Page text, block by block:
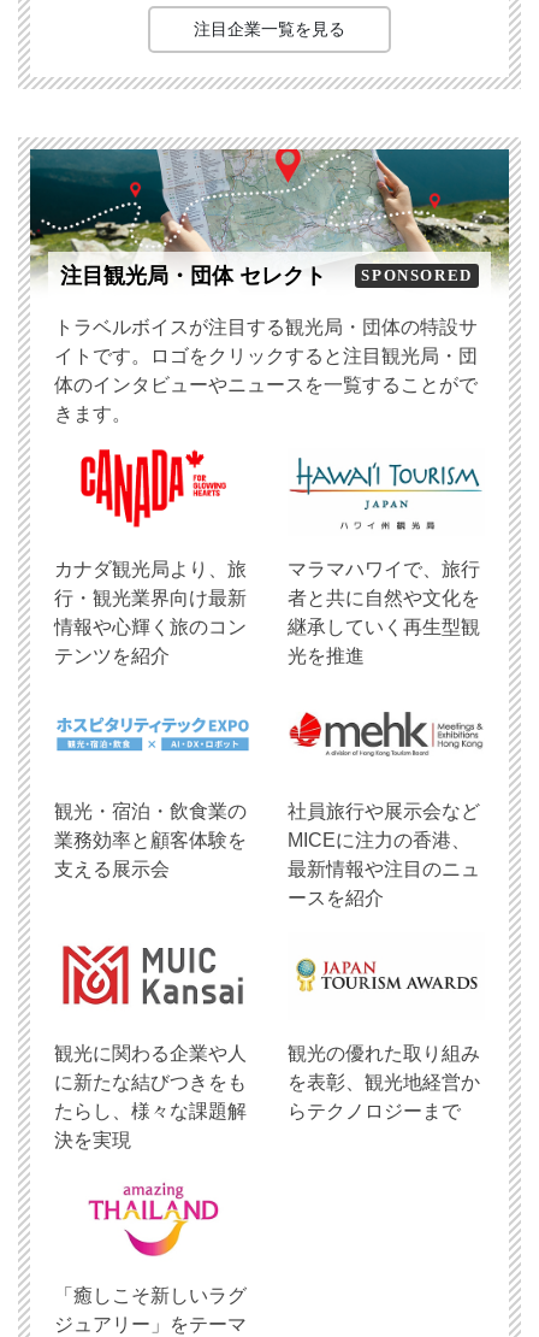
注目企業一覧を見る
注目観光局・団体 セレクト SPONSORED
トラベルボイスが注目する観光局・団体の特設サ
イトです。ロゴをクリックすると注目観光局・団
体のインタビューやニュースを一覧することがで
きます。
​カナダ観光局より、旅
行・観光業界向け最新
情報や心輝く旅のコン
テンツを紹介
マラマハワイで、旅行
者と共に自然や文化を
継承していく再生型観
光を推進
観光・宿泊・飲食業の
業務効率と顧客体験を
支える展示会
社員旅行や展示会など
MICEに注力の香港、
最新情報や注目のニュ
ースを紹介
観光に関わる企業や人
に新たな結びつきをも
たらし、様々な課題解
決を実現
観光の優れた取り組み
を表彰、観光地経営か
らテクノロジーまで
「癒しこそ新しいラグ
ジュアリー」をテーマ